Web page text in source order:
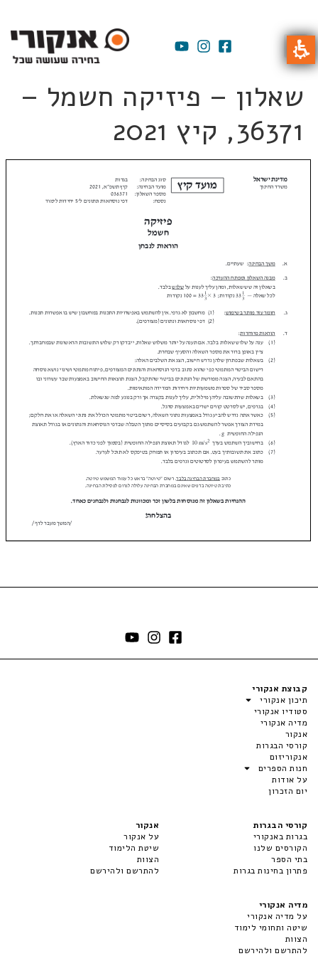
שאלון – פיזיקה חשמל –
36371, קיץ 2021
קבוצת אנקורי
תיכון אנקורי
סטודיו אנקורי
מדיה אנקורי
אנקור
קורסי הבגרות
אנקוריזום
חנות הספרים
על אודות
יום הזכרון
קורסי הבגרות
בגרות באנקורי
הקורסים שלנו
בתי הספר
פתרון בחינות בגרות
אנקור
על אנקור
שיטת הלימוד
הצוות
להתרשם ולהירשם
מדיה אנקורי
על מדיה אנקורי
שיטה ותחומי לימוד
הצוות
להתרשם ולהירשם